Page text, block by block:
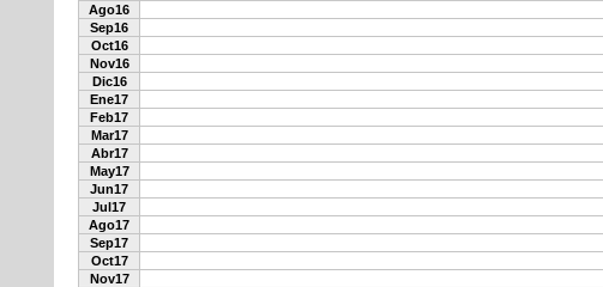
Ago16
Sep16
Oct16
Nov16
Dic16
Ene17
Feb17
Mar17
Abr17
May17
Jun17
Jul17
Ago17
Sep17
Oct17
Nov17